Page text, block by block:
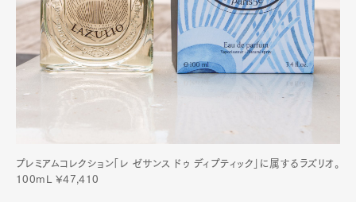
プレミアムコレクション「レ ゼサンス ドゥ ディプティック」に属するラズリオ。
100mL ¥47,410